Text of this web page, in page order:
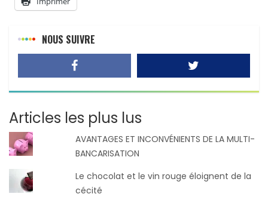
NOUS SUIVRE
Articles les plus lus
AVANTAGES ET INCONVÉNIENTS DE LA MULTI-
BANCARISATION
Le chocolat et le vin rouge éloignent de la
cécité